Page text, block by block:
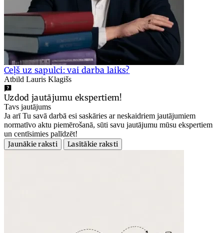
Ceļš uz sapulci: vai darba laiks?
Atbild Lauris Klagišs
Uzdod jautājumu ekspertiem!
Tavs jautājums
Ja arī Tu savā darbā esi saskāries ar neskaidriem jautājumiem
normatīvo aktu piemērošanā, sūti savu jautājumu mūsu ekspertiem
un centīsimies palīdzēt!
Jaunākie raksti
Lasītākie raksti